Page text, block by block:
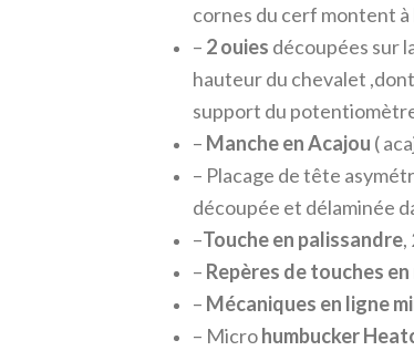
cornes du cerf montent
– 2 ouies découpées sur
hauteur du chevalet
support du
– Manche enAcajou (
– Placage de tête
découpée et délaminée
–Touche en palissandre,
– Repères de touches en
– Mécaniques en ligne
– Microhumbucker